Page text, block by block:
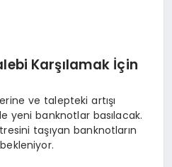
Karşılamak İçin
ve talepteki artışı
yeni banknotlar basılacak.
taşıyan banknotların
bekleniyor.